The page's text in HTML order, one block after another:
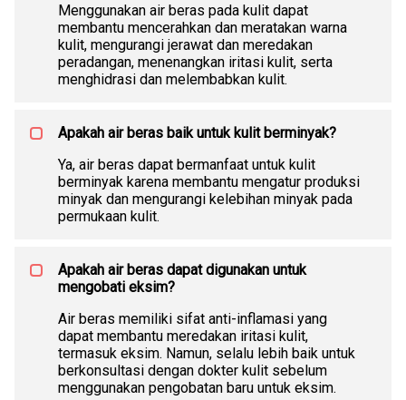
Menggunakan air beras pada kulit dapat
membantu mencerahkan dan meratakan warna
kulit, mengurangi jerawat dan meredakan
peradangan, menenangkan iritasi kulit, serta
menghidrasi dan melembabkan kulit.
Apakah air beras baik untuk kulit berminyak?
Ya, air beras dapat bermanfaat untuk kulit
berminyak karena membantu mengatur produksi
minyak dan mengurangi kelebihan minyak pada
permukaan kulit.
Apakah air beras dapat digunakan untuk
mengobati eksim?
Air beras memiliki sifat anti-inflamasi yang
dapat membantu meredakan iritasi kulit,
termasuk eksim. Namun, selalu lebih baik untuk
berkonsultasi dengan dokter kulit sebelum
menggunakan pengobatan baru untuk eksim.